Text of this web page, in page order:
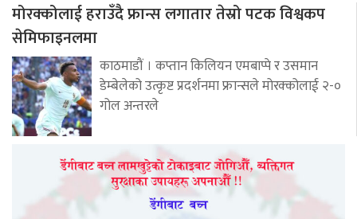
मोरक्कोलाई हराउँदै फ्रान्स लगातार तेस्रो पटक विश्वकप
सेमिफाइनलमा
काठमाडौं । कप्तान किलियन एमबाप्पे र उसमान
डेम्बेलेको उत्कृष्ट प्रदर्शनमा फ्रान्सले मोरक्कोलाई २-०
गोल अन्तरले